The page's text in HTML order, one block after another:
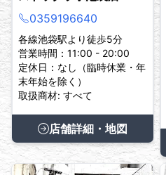
0359196640
各線池袋駅より徒歩5分
営業時間：11:00 - 20:00
定休日：なし（臨時休業・年
末年始を除く）
取扱商材: すべて
店舗詳細・地図